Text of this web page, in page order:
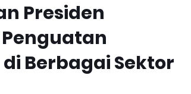
Presiden
Berbagai Sektor